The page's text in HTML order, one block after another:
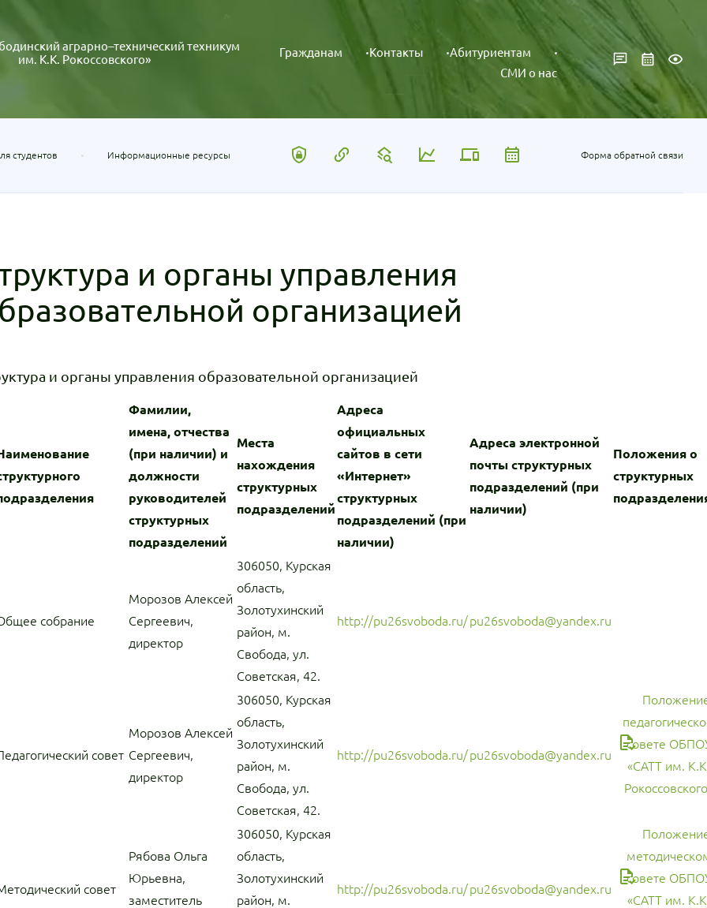
аграрно–технический техникум
им. К.К. Рокоссовского»
Гражданам Контакты
Абитуриентам
СМИ о нас
студентов Информационные ресурсы Форма обратной связи
и органы управления
организацией
и органы управления образовательной организацией
Фамилии,
имена, отчества
(при наличии) и
должности
руководителей
структурных
подразделений
Места
нахождения
структурных
подразделений
Адреса
официальных
сайтов в сети
«Интернет»
структурных
подразделений (при
наличии)
Адреса электронной
почты структурных
подразделений (при
наличии)
Положения о
структурных
собрание
Морозов Алексей
Сергеевич,
директор
306050, Курская
область,
Золотухинский
район, м.
Свобода, ул.
Советская, 42.
http://pu26svoboda.ru/pu26svoboda@yandex.ru
совет
Морозов Алексей
Сергеевич,
директор
306050, Курская
область,
Золотухинский
район, м.
Свобода, ул.
Советская, 42.
http://pu26svoboda.ru/pu26svoboda@yandex.ru
совете
«САТТ им.
совет
Рябова Ольга
Юрьевна,
заместитель
306050, Курская
область,
Золотухинский
район, м.
http://pu26svoboda.ru/pu26svoboda@yandex.ru
совете
«САТТ им.